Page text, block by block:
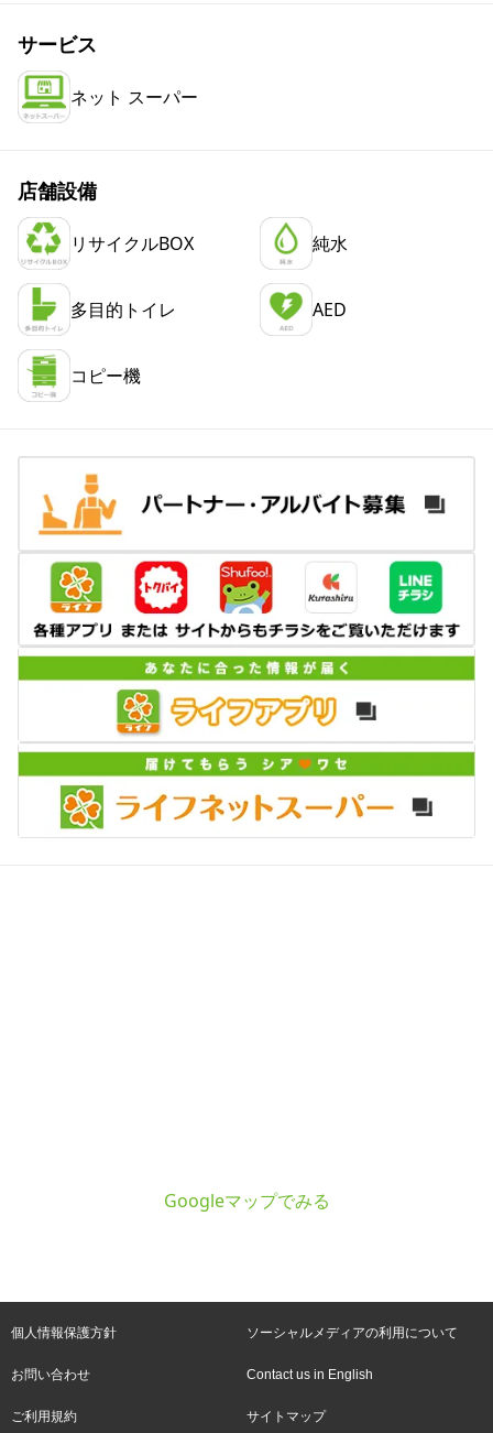
サービス
ネット スーパー
店舗設備
リサイクルBOX 純水
多目的トイレ AED
コピー機
Googleマップでみる
個人情報保護方針 ソーシャルメディアの利用について
お問い合わせ Contact us in English
ご利用規約 サイトマップ